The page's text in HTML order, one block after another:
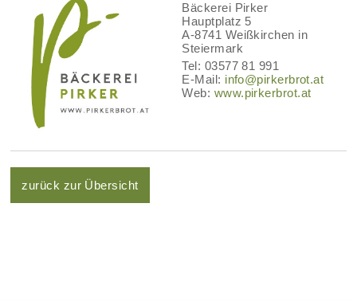
Bäckerei Pirker
Hauptplatz 5
A-8741 Weißkirchen in
Steiermark
Tel: 03577 81 991
E-Mail: info@pirkerbrot.at
Web: www.pirkerbrot.at
zurück zur Übersicht